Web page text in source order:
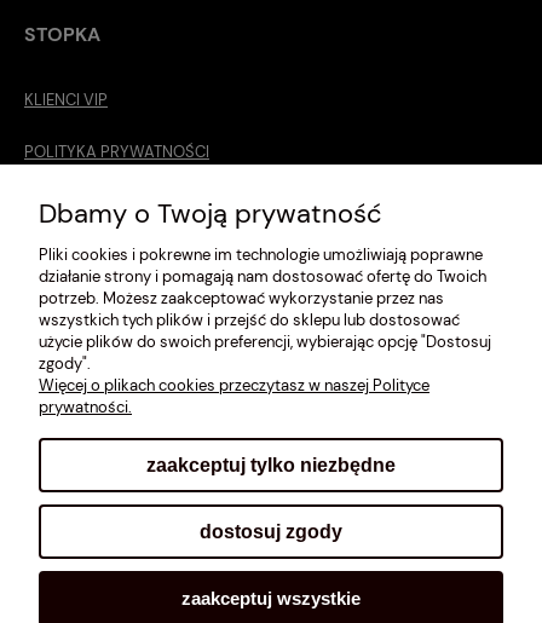
STOPKA
KLIENCI VIP
POLITYKA PRYWATNOŚCI
O MNIE
ROZMIARÓWKA [cm]
REGULAMIN
METODY PŁATNOŚCI
Sklep internetowy Shoplo.pl, powered byShoper.
Dbamy o Twoją prywatność
Pliki cookies i pokrewne im technologie umożliwiają poprawne
działanie strony i pomagają nam dostosować ofertę do Twoich
potrzeb. Możesz zaakceptować wykorzystanie przez nas
wszystkich tych plików i przejść do sklepu lub dostosować
użycie plików do swoich preferencji, wybierając opcję "Dostosuj
zgody".
Więcej o plikach cookies przeczytasz w naszej Polityce
prywatności.
zaakceptuj tylko niezbędne
dostosuj zgody
zaakceptuj wszystkie